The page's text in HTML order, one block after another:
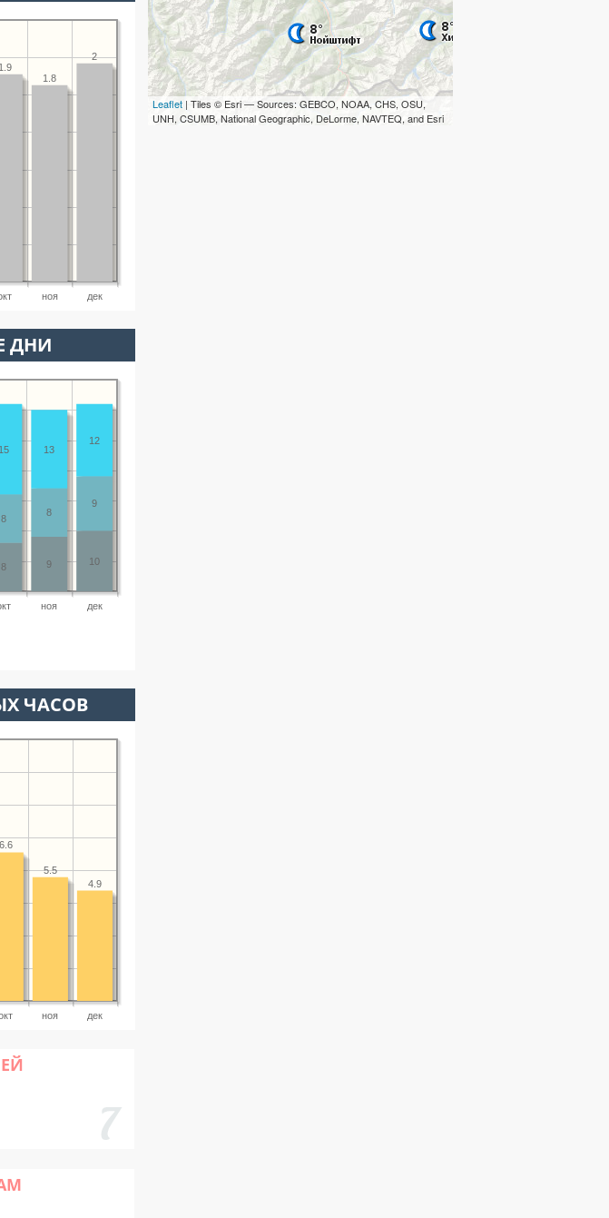
ноя дек
2
1.8
1.9
ДНИ
ноя дек
10
9
8
9
8
8
12
13
15
ЧАСОВ
ноя дек
4.9
5.5
6.6
Leaflet | Tiles © Esri — Sources: GEBCO, NOAA, CHS, OSU,
UNH, CSUMB, National Geographic, DeLorme, NAVTEQ, and Esri